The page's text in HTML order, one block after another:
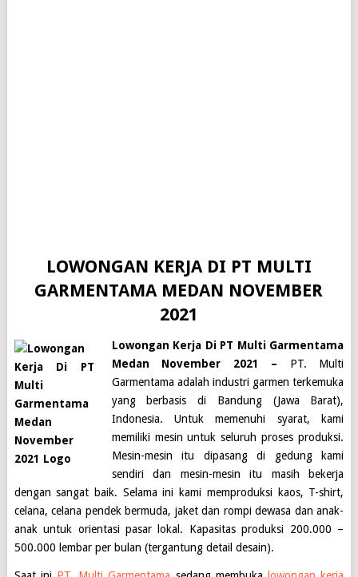
LOWONGAN KERJA DI PT MULTI
GARMENTAMA MEDAN NOVEMBER
2021
Lowongan Kerja Di PT Multi Garmentama
Medan November 2021 – PT. Multi
Garmentama adalah industri garmen terkemuka
yang berbasis di Bandung (Jawa Barat),
Indonesia. Untuk memenuhi syarat, kami
memiliki mesin untuk seluruh proses produksi.
Mesin-mesin itu dipasang di gedung kami
sendiri dan mesin-mesin itu masih bekerja
dengan sangat baik. Selama ini kami memproduksi kaos, T-shirt,
celana, celana pendek bermuda, jaket dan rompi dewasa dan anak-
anak untuk orientasi pasar lokal. Kapasitas produksi 200.000 –
500.000 lembar per bulan (tergantung detail desain).